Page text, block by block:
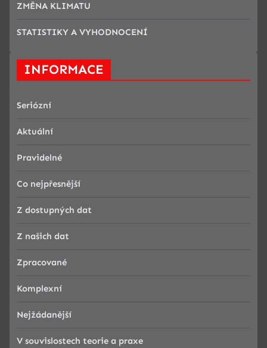
ZMĚNA KLIMATU
STATISTIKY A VYHODNOCENÍ
INFORMACE
Seriózní
Aktuální
Pravidelné
Co nejpřesnější
Z dostupných dat
Z našich dat
Zpracované
Komplexní
Nejžádanější
V souvislostech teorie a praxe